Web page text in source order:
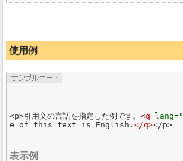
使用例
<p>引用文の言語を指定した例です。 <q lang="
e of this text is English. </q>
表示例